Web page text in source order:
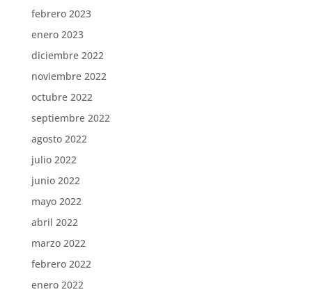
febrero 2023
enero 2023
diciembre 2022
noviembre 2022
octubre 2022
septiembre 2022
agosto 2022
julio 2022
junio 2022
mayo 2022
abril 2022
marzo 2022
febrero 2022
enero 2022